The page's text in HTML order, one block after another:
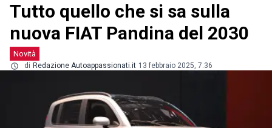
Tutto quello che si sa sulla
nuova FIAT Pandina del 2030
Novità
di Redazione Autoappassionati.it 13 febbraio 2025, 7.36